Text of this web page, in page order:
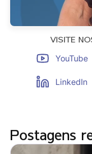
VISITE
YouTube
LinkedIn
Postagens